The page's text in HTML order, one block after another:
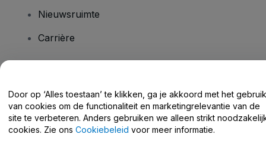
Nieuwsruimte
Carrière
Helpcentrum / Neem Contact Met Ons Op
Door op ‘Alles toestaan’ te klikken, ga je akkoord met het gebruik
van cookies om de functionaliteit en marketingrelevantie van de
site te verbeteren. Anders gebruiken we alleen strikt
cookies. Zie ons Cookiebeleid voor meer informatie.